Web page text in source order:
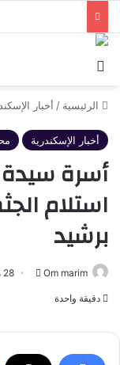
الرئيسية / أخبار
أخبار الإسكندرية
أسرة سيدة
استلام
برشيد
Om marim
أرسل 28 مايو، 2026
دقيقة واحدة